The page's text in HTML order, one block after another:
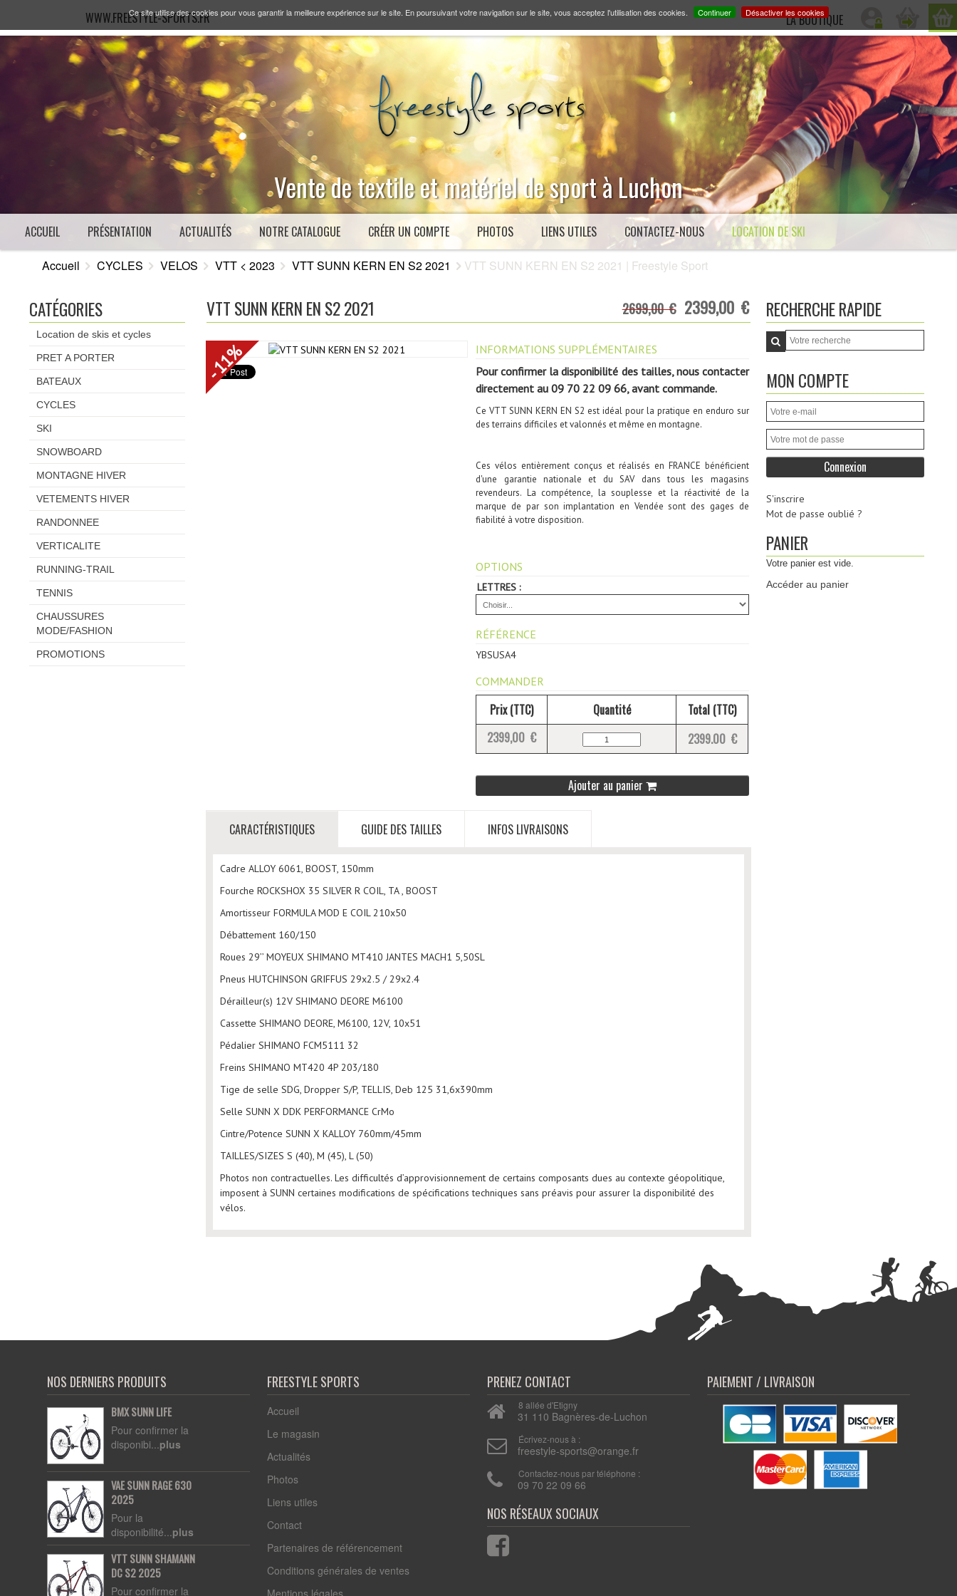
Ce site utilise des cookies pour vous garantir la meilleure expérience sur le site. En poursuivant votre navigation sur le site, vous acceptez l'utilisation des cookies. Continuer Désactiver les cookies
WWW.FREESTYLE-SPORTS.FR LA BOUTIQUE
Vente de textile et matériel de sport à Luchon
ACCUEIL PRÉSENTATION ACTUALITÉS NOTRE CATALOGUE CRÉER UN COMPTE PHOTOS LIENS UTILES CONTACTEZ-NOUS LOCATION DE SKI
Accueil CYCLES VELOS VTT < 2023 VTT SUNN KERN EN S2 2021 VTT SUNN KERN EN S2 2021 | Freestyle Sport
VTT SUNN KERN EN S2 2021
- 11%
2699,00 € 2399,00 €
INFORMATIONS SUPPLÉMENTAIRES
Pour confirmer la disponibilité des tailles, nous contacter
directement au09 70 22 09 66, avant commande.
Ce VTT SUNN KERN EN S2 est idéal pour la pratique en enduro sur
des terrains difficiles et valonnés et même en montagne.
Ces vélos entièrement conçus et réalisés en FRANCE bénéficient
d'une garantie nationale et du SAV dans tous les magasins
revendeurs. La compétence, la souplesse et la réactivité de la
marque de par son implantation en Vendée sont des gages de
fiabilité à votre disposition.
OPTIONS
LETTRES :
RÉFÉRENCE
YBSUSA4
COMMANDER
Prix (TTC) Quantité
Total (TTC)
2399,00 €
2399.00 €
Ajouter au panier
CARACTÉRISTIQUES GUIDE DES TAILLES INFOS LIVRAISONS
Cadre ALLOY 6061, BOOST, 150mm
Fourche ROCKSHOX 35 SILVER R COIL, TA , BOOST
Amortisseur FORMULA MOD E COIL 210x50
Débattement 160/150
Roues 29’’ MOYEUX SHIMANO MT410 JANTES MACH1 5,50SL
Pneus HUTCHINSON GRIFFUS 29x2.5 / 29x2.4
Dérailleur(s) 12V SHIMANO DEORE M6100
Cassette SHIMANO DEORE, M6100, 12V, 10x51
Pédalier SHIMANO FCM5111 32
Freins SHIMANO MT420 4P 203/180
Tige de selle SDG, Dropper S/P, TELLIS, Deb 125 31,6x390mm
Selle SUNN X DDK PERFORMANCE CrMo
Cintre/Potence SUNN X KALLOY 760mm/45mm
TAILLES/SIZES S (40), M (45), L (50)
Photos non contractuelles. Les difficultés d’approvisionnement de certains composants dues au contexte géopolitique,
imposent à SUNN certaines modifications de spécifications techniques sans préavis pour assurer la disponibilité des
vélos.
CATÉGORIES
Location de skis et cycles
PRET A PORTER
BATEAUX
CYCLES
SKI
SNOWBOARD
MONTAGNE HIVER
VETEMENTS HIVER
RANDONNEE
VERTICALITE
RUNNING-TRAIL
TENNIS
CHAUSSURES
MODE/FASHION
PROMOTIONS
RECHERCHE RAPIDE
MON COMPTE
S'inscrire
Mot de passe oublié ?
PANIER
Votre panier est vide.
Accéder au panier
NOS DERNIERS PRODUITS
BMX SUNN LIFE
Pour confirmer la
disponibi...plus
VAE SUNN RAGE 630
2025
Pour la
disponibilité...plus
VTT SUNN SHAMANN
DC S2 2025
Pour confirmer la
FREESTYLE SPORTS
Accueil
Le magasin
Actualités
Photos
Liens utiles
Contact
Partenaires de référencement
Conditions générales de ventes
PRENEZ CONTACT
8 allée d'Etigny
31 110 Bagnères-de-Luchon
Écrivez-nous à :
freestyle-sports@orange.fr
Contactez-nous par téléphone :
09 70 22 09 66
PAIEMENT / LIVRAISON